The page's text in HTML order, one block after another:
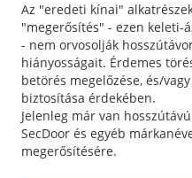
Az "eredeti kínai"
"megerősítés" - ezen keleti-
- nem orvosolják
hiányosságait. Érdemes
betörés megelőzése, és/
biztosítása érdekében.
Jelenleg már van
SecDoor és egyéb
megerősítésére.